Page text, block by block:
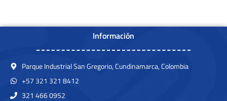
Información
Parque Industrial San Gregorio, Cundinamarca, Colombia
+57 321 321 8412
321 466 0952